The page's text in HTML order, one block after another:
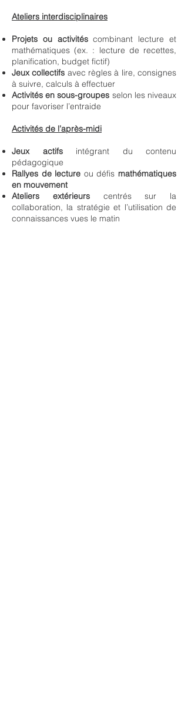
Ateliers interdisciplinaires
Projets ou activitéscombinant lecture et
mathématiques (ex. : lecture de recettes,
planification, budget fictif)
Jeux collectifs avec règles à lire, consignes
à suivre, calculs à effectuer
Activités en sous-groupes selon les niveaux
pour favoriser l’entraide
Activités de l’après-midi
Jeux actifsintégrant du contenu
pédagogique
Rallyes de lecture ou défis mathématiques
en mouvement
Ateliers extérieurscentrés sur la
collaboration, la stratégie et l’utilisation de
connaissances vues le matin